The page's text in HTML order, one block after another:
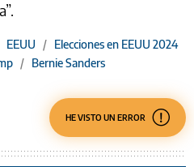
EEUU / Elecciones en EEUU 2024
/ Bernie Sanders
HE VISTO UN ERROR